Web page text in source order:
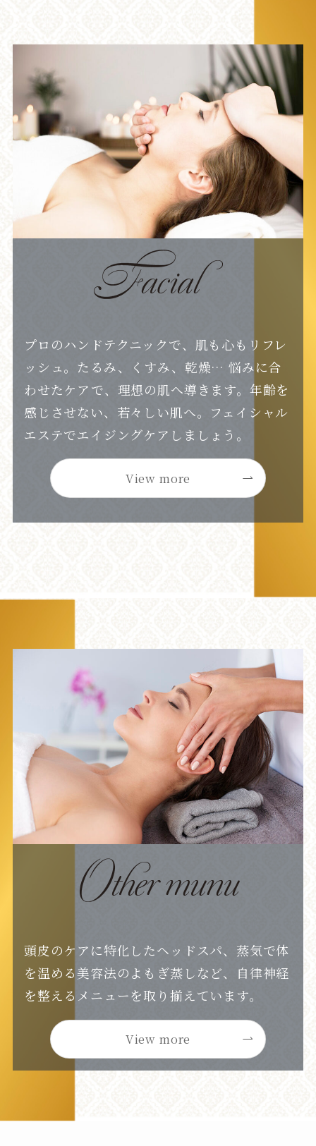
プロのハンドテクニックで、肌も心もリフレ
ッシュ。たるみ、くすみ、乾燥… 悩みに合
わせたケアで、理想の肌へ導きます。年齢を
感じさせない、若々しい肌へ。フェイシャル
エステでエイジングケアしましょう。
View more
頭皮のケアに特化したヘッドスパ、蒸気で体
を温める美容法のよもぎ蒸しなど、自律神経
を整えるメニューを取り揃えています。
View more